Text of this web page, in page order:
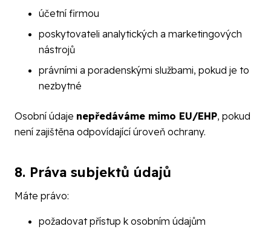
účetní firmou
poskytovateli analytických a marketingových
nástrojů
právními a poradenskými službami, pokud je to
nezbytné
Osobní údaje nepředáváme mimo EU/EHP, pokud
není zajištěna odpovídající úroveň ochrany.
8. Práva subjektů údajů
Máte právo:
požadovat přístup k osobním údajům